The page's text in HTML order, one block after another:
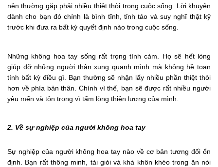
nên thường gặp phải nhiều thiệt thòi trong cuộc sống. Lời khuyên
dành cho bạn đó chính là bình tĩnh, tỉnh táo và suy nghĩ thật kỹ
trước khi đưa ra bất kỳ quyết định nào trong cuộc sống.
Những không hoa tay sống rất trọng tình cảm. Họ sẽ hết lòng
giúp đỡ những người thân xung quanh mình mà không hề toan
tính bất kỳ điều gì. Bạn thường sẽ nhận lấy nhiều phần thiệt thòi
hơn về phía bản thân. Chính vì thế, bạn sẽ được rất nhiều người
yêu mến và tôn trọng vì tấm lòng thiện lương của mình.
2. Về sự nghiệp của người không hoa tay
Sự nghiệp của người không hoa tay nào về cơ bản tương đối ổn
định. Bạn rất thông minh, tài giỏi và khá khôn khéo trong ăn nói